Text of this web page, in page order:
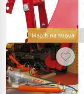
Macchina nuova